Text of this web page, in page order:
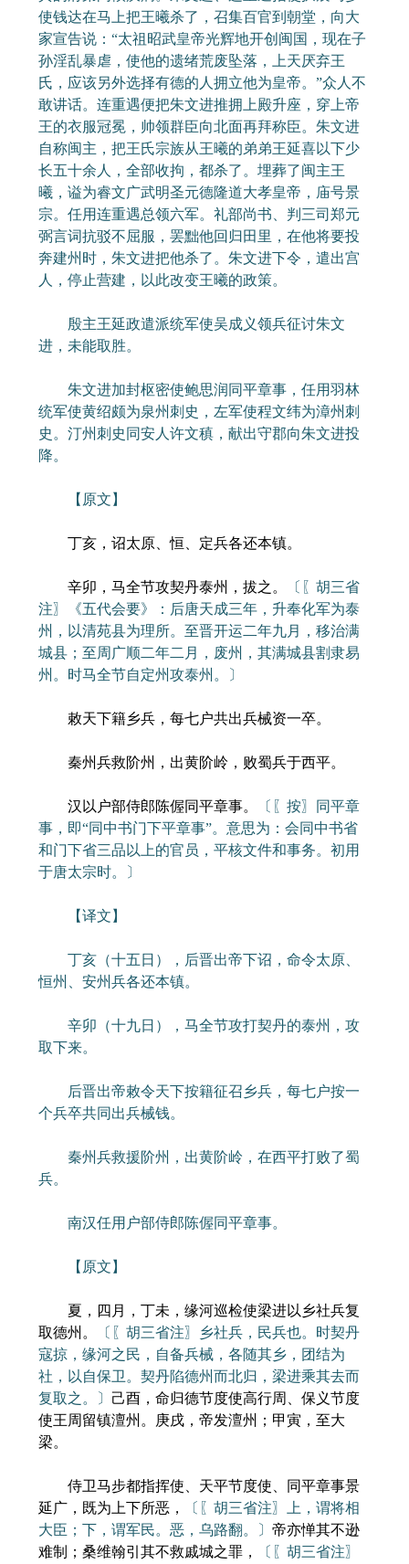
使钱达在马上把王曦杀了，召集百官到朝堂，向大
家宣告说：“太祖昭武皇帝光辉地开创闽国，现在子
孙淫乱暴虐，使他的遗绪荒废坠落，上天厌弃王
氏，应该另外选择有德的人拥立他为皇帝。”众人不
敢讲话。连重遇便把朱文进推拥上殿升座，穿上帝
王的衣服冠冕，帅领群臣向北面再拜称臣。朱文进
自称闽主，把王氏宗族从王曦的弟弟王延喜以下少
长五十余人，全部收拘，都杀了。埋葬了闽主王
曦，谥为睿文广武明圣元德隆道大孝皇帝，庙号景
宗。任用连重遇总领六军。礼部尚书、判三司郑元
弼言词抗驳不屈服，罢黜他回归田里，在他将要投
奔建州时，朱文进把他杀了。朱文进下令，遣出宫
人，停止营建，以此改变王曦的政策。
殷主王延政遣派统军使吴成义领兵征讨朱文
进，未能取胜。
朱文进加封枢密使鲍思润同平章事，任用羽林
统军使黄绍颇为泉州刺史，左军使程文纬为漳州刺
史。汀州刺史同安人许文稹，献出守郡向朱文进投
降。
【原文】
丁亥，诏太原、恒、定兵各还本镇。
辛卯，马全节攻契丹泰州，拔之。
〔〖胡三省
注〗《五代会要》：后唐天成三年，升奉化军为泰
州，以清苑县为理所。至晋开运二年九月，移治满
城县；至周广顺二年二月，废州，其满城县割隶易
州。时马全节自定州攻泰州。〕
敕天下籍乡兵，每七户共出兵械资一卒。
秦州兵救阶州，出黄阶岭，败蜀兵于西平。
汉以户部侍郎陈偓同平章事。
〔〖按〗同平章
事，即“同中书门下平章事”。意思为：会同中书省
和门下省三品以上的官员，平核文件和事务。初用
于唐太宗时。〕
【译文】
丁亥（十五日），后晋出帝下诏，命令太原、
恒州、安州兵各还本镇。
辛卯（十九日），马全节攻打契丹的泰州，攻
取下来。
后晋出帝敕令天下按籍征召乡兵，每七户按一
个兵卒共同出兵械钱。
秦州兵救援阶州，出黄阶岭，在西平打败了蜀
兵。
南汉任用户部侍郎陈偓同平章事。
【原文】
夏，四月，丁未，缘河巡检使梁进以乡社兵复
取德州。
〔〖胡三省注〗乡社兵，民兵也。时契丹
寇掠，缘河之民，自备兵械，各随其乡，团结为
社，以自保卫。契丹陷德州而北归，梁进乘其去而
复取之。〕 己酉，命归德节度使高行周、保义节度
使王周留镇澶州。庚戌，帝发澶州；甲寅，至大
梁。
侍卫马步都指挥使、天平节度使、同平章事景
延广，既为上下所恶，
〔〖胡三省注〗上，谓将相
大臣；下，谓军民。恶，乌路翻。〕 帝亦惮其不逊
难制；桑维翰引其不救戚城之罪，
〔〖胡三省注〗